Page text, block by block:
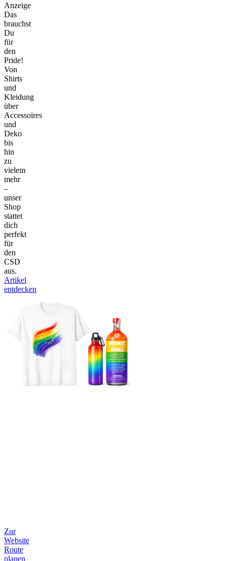
Anzeige
Das
brauchst
Du
für
den
Pride!
Von
Shirts
und
Kleidung
über
Accessoires
und
Deko
bis
hin
zu
vielem
mehr
–
unser
Shop
stattet
dich
perfekt
für
den
CSD
aus.
Artikel
entdecken
Zur
Website
Route
planen